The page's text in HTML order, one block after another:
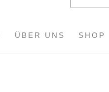
ÜBER UNS SHOP